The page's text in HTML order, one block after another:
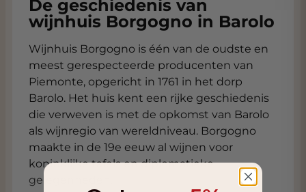
De geschiedenis van
wijnhuis Borgogno in Barolo
Wijnhuis Borgogno is één van de oudste en
meest gerespecteerde producenten van
Piemonte, opgericht in 1761 in het dorp
Barolo. Het huis kent een rijke geschiedenis
die verweven is met de opkomst van Barolo
als wijnregio van wereldniveau. Borgogno
maakte in de 19e eeuw al wijnen voor
koninklijke tafels en diplomatieke
gelegenheden.